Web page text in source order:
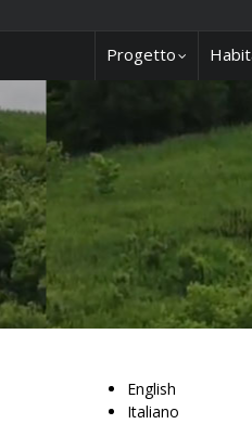
Main
navigation
Progetto
English
Italiano